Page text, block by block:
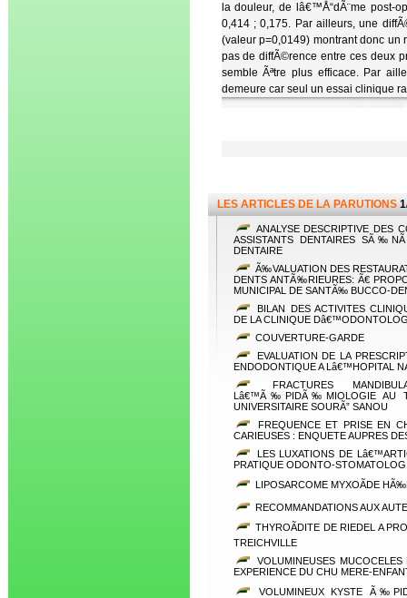
la douleur, de lâ€™Å“dÃ¨me
0,414 ; 0,175. Par ailleurs, une
(valeur p=0,0149) montrant donc
pas de diffÃ©rence entre ces deux
semble Ãªtre plus efficace. Par
demeure car seul un essai clinique
LES ARTICLES DE LA PARUTIONS
ANALYSE DESCRIPTIVE DES
ASSISTANTS DENTAIRES
DENTAIRE
Ã‰VALUATION DES
DENTS ANTÃ‰RIEURES: Ã€
MUNICIPAL DE SANTÃ‰ BUCCO-
BILAN DES ACTIVITES
DE LA CLINIQUE
COUVERTURE-GARDE
EVALUATION DE LA
ENDODONTIQUE A Lâ€™HOPITAL
FRACTURES
Lâ€™Ã‰PIDÃ‰MIOLOGIE AU
UNIVERSITAIRE SOURÃ” SANOU
FREQUENCE ET PRISE EN
CARIEUSES : ENQUETE AUPRES
LES LUXATIONS DE
PRATIQUE ODONTO-
LIPOSARCOME MYXOÃDE
RECOMMANDATIONS AUX
THYROÃDITE DE RIEDEL A
TREICHVILLE
VOLUMINEUSES
EXPERIENCE DU CHU MERE-
VOLUMINEUX KYSTE